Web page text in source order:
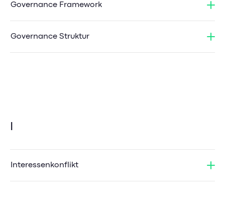
Governance Framework
Governance Struktur
Interessenkonflikt